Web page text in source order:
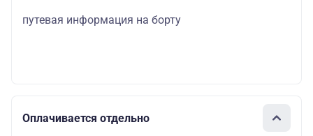
путевая информация на борту
Оплачивается отдельно